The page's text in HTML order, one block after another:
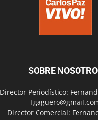
SOBRE
Director Periodístico:
Director Comercial: